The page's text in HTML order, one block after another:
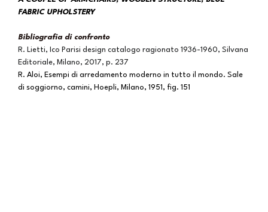
FABRIC UPHOLSTERY
Bibliografia di confronto
R. Lietti, Ico Parisi design catalogo ragionato 1936-1960, Silvana
Editoriale, Milano, 2017, p. 237
R. Aloi, Esempi di arredamento moderno in tutto il mondo. Sale
di soggiorno, camini, Hoepli, Milano, 1951, fig. 151